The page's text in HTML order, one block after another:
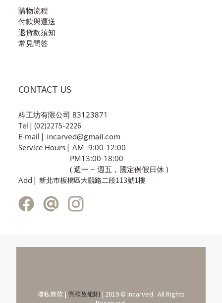
購物流程
付款與運送
退貨款須知
常見問答
CONTACT US
粋工坊有限公司 83123871
Tel | (02)2275-2226
E-mail | incarved@gmail.com
Service Hours | AM 9:00-12:00
PM13:00-18:00
( 週一 ~ 週五，國定例假日休 )
Add | 新北市板橋區大觀路二段113號1樓
隱私條款 | 條款及細則 | 2019 © incarved. All Rights